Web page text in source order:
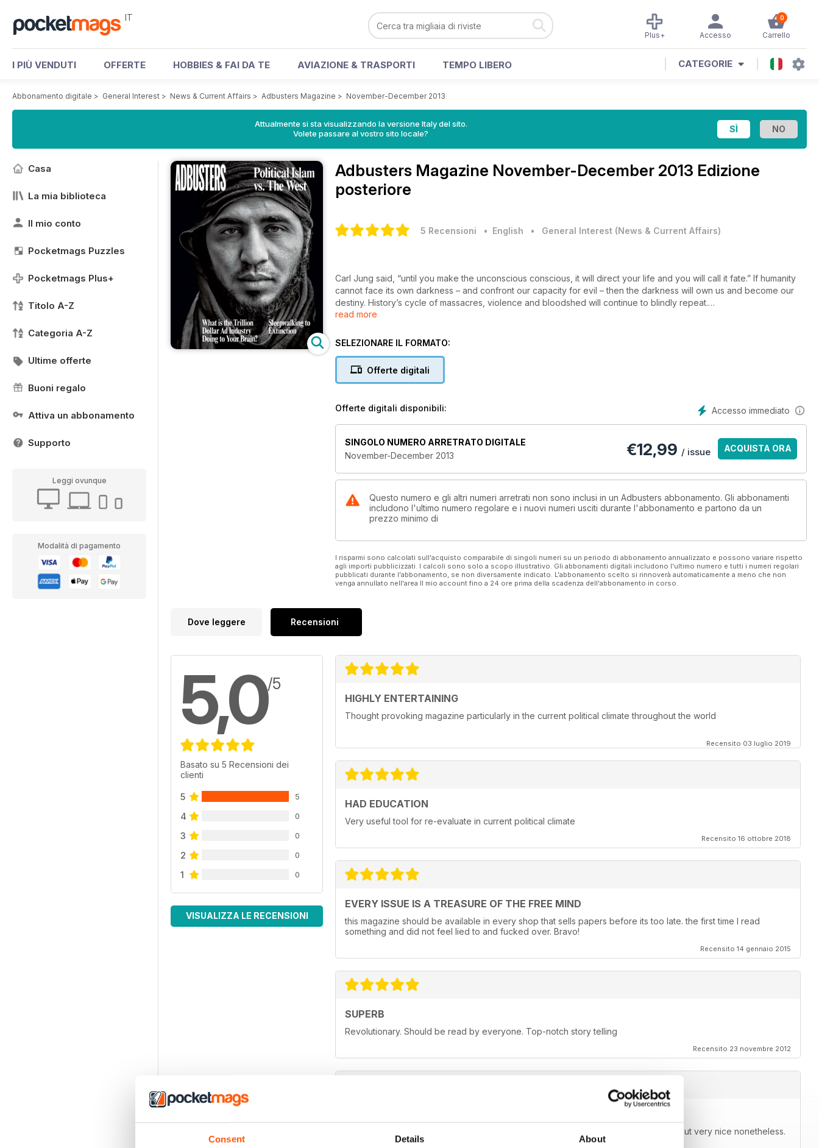
Consent Details About
IT 0
Carrello
Accesso
Plus+
I PIÙ VENDUTI OFFERTE HOBBIES & FAI DA TE AVIAZIONE & TRASPORTI TEMPO LIBERO CATEGORIE
Abbonamento digitale > General Interest > News & Current Affairs > Adbusters Magazine > November-December 2013
Attualmente si sta visualizzando la versione Italy del sito.
Volete passare al vostro sito locale?
Casa
La mia biblioteca
Il mio conto
Pocketmags Puzzles
Pocketmags Plus+
Titolo A-Z
Categoria A-Z
Ultime offerte
Buoni regalo
Attiva un abbonamento
Supporto
Leggi ovunque
Modalità di pagamento
Adbusters Magazine November-December 2013 Edizione
posteriore
5 Recensioni • English • General Interest (News & Current Affairs)
Carl Jung said, “until you make the unconscious conscious, it will direct your life and you will call it fate.” If humanity
cannot face its own darkness – and confront our capacity for evil – then the darkness will own us and become our
destiny. History’s cycle of massacres, violence and bloodshed will continue to blindly repeat.
wild human spirit been tamed? How can we derail consumer capitalism to avoid the destruction of life on earth? We’ll
the solution to the human dilemma … finding clues in unsuspected places….
● Spirit in History from Buddha to Hiroshima
● God is dead, so everything is permitted?
● #nosecrecy – a new human right
● Steve Keen reflects on economics’s cannibalistic tendencies
● Advertising is brain damage
● Kalle Lasn on the new Revolution Algorithm
● Capitalism and the End of Life on Earth by economist Richard Smith
● Psycho-collapse vs. eco-collapse, pyramid vs. rhizome
● There will be blowback – a Wall Street premonition
read more
SELEZIONARE IL FORMATO:
Offerte digitali
Accesso immediato
Offerte digitali disponibili:
SINGOLO NUMERO ARRETRATO DIGITALE
November-December 2013
€12,99 / issue ACQUISTA ORA
Questo numero e gli altri numeri arretrati non sono inclusi in un Adbusters abbonamento. Gli abbonamenti
includono l'ultimo numero regolare e i nuovi numeri usciti durante l'abbonamento e partono da un
prezzo minimo di
I risparmi sono calcolati sull'acquisto comparabile di singoli numeri su un periodo di abbonamento annualizzato e possono variare rispetto
agli importi pubblicizzati. I calcoli sono solo a scopo illustrativo. Gli abbonamenti digitali includono l'ultimo numero e tutti i numeri regolari
pubblicati durante l'abbonamento, se non diversamente indicato. L'abbonamento scelto si rinnoverà automaticamente a meno che non
venga annullato nell'area Il mio account fino a 24 ore prima della scadenza dell'abbonamento in corso.
Dove leggere Recensioni
5,0/5
Basato su 5 Recensioni dei
clienti
5 5
4 0
3 0
2 0
1 0
VISUALIZZA LE RECENSIONI
HIGHLY ENTERTAINING
Thought provoking magazine particularly in the current political climate throughout the world
Recensito 03 luglio 2019
HAD EDUCATION
Very useful tool for re-evaluate in current political climate
Recensito 16 ottobre 2018
EVERY ISSUE IS A TREASURE OF THE FREE MIND
this magazine should be available in every shop that sells papers before its too late. the first time I read
something and did not feel lied to and fucked over. Bravo!
Recensito 14 gennaio 2015
SUPERB
Revolutionary. Should be read by everyone. Top-notch story telling
Recensito 23 novembre 2012
Decent enough, could be higher quality for phone so it doesn't look bad on zoom but very nice nonetheless.
Now I can keep up anywhere, no more search. #solidarity from Occupy Houston!!!!!!!!